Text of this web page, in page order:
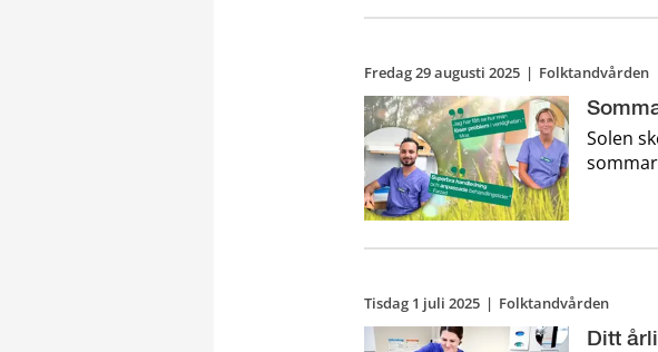
Fredag 29 augusti 2025 | Folktandvården
Solen
Tisdag 1 juli 2025 | Folktandvården
Ditt